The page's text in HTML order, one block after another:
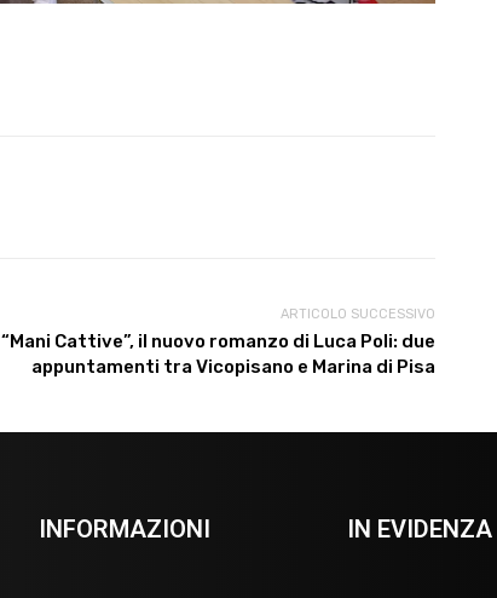
ARTICOLO SUCCESSIVO
“Mani Cattive”, il nuovo romanzo di Luca Poli: due
appuntamenti tra Vicopisano e Marina di Pisa
INFORMAZIONI IN EVIDENZA